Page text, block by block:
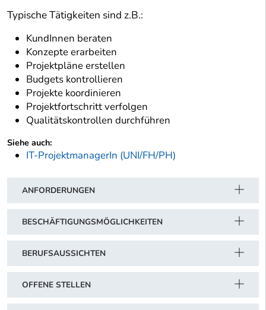
Typische Tätigkeiten sind z.B.:
KundInnen beraten
Konzepte erarbeiten
Projektpläne erstellen
Budgets kontrollieren
Projekte koordinieren
Projektfortschritt verfolgen
Qualitätskontrollen durchführen
Siehe auch:
IT-ProjektmanagerIn (UNI/FH/PH)
ANFORDERUNGEN
BESCHÄFTIGUNGSMÖGLICHKEITEN
BERUFSAUSSICHTEN
OFFENE STELLEN